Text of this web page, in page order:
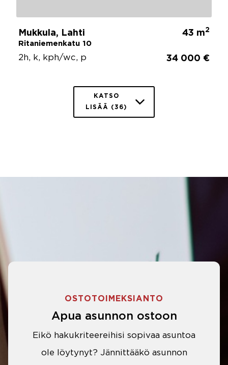
Mukkula, Lahti
Ritaniemenkatu 10
43 m2
2h, k, kph/wc, p 34 000 €
KATSO
LISÄÄ (36)
OSTOTOIMEKSIANTO
Apua asunnon ostoon
Eikö hakukriteereihisi sopivaa asuntoa
ole löytynyt? Jännittääkö asunnon